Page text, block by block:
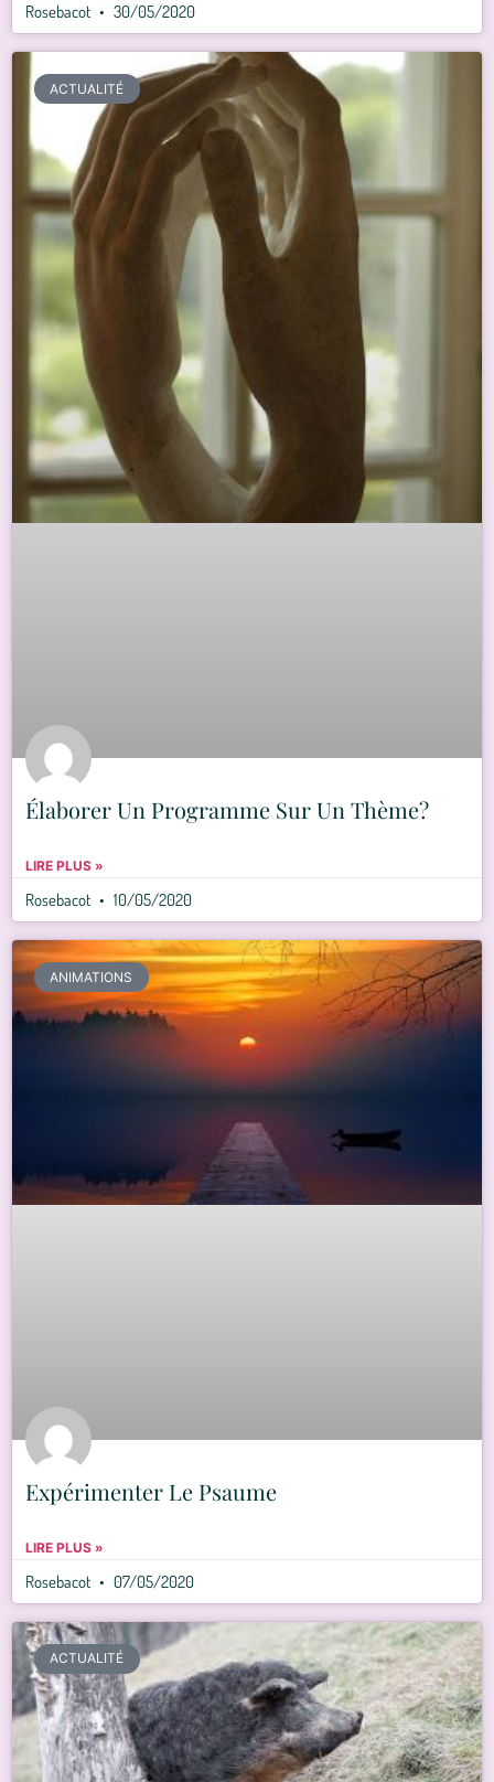
Rosebacot 30/05/2020
ACTUALITÉ
Élaborer Un Programme Sur Un Thème?
LIRE PLUS »
Rosebacot 10/05/2020
ANIMATIONS
Expérimenter Le Psaume
LIRE PLUS »
Rosebacot 07/05/2020
ACTUALITÉ